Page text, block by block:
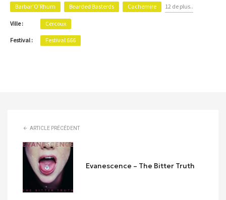
Barbar'O'Rhum
Bearded Basterds Cachemire 12 de plus..
Ville : Cercoux
Festival : Festival 666
ARTICLE PRÉCÉDENT
Evanescence – The Bitter Truth